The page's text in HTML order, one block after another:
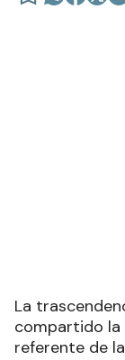
La
compartido la
referente de